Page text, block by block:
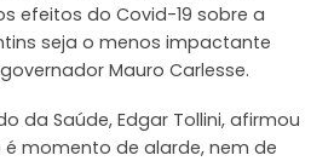
efeitos do Covid-19 sobre a
seja o menos impactante
Mauro Carlesse.
da Saúde, Edgar Tollini, afirmou
momento de alarde, nem de